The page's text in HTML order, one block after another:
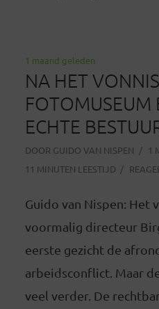
1 maand geleden
NA HET
FOTOMUSEUM
ECHTE
DOOR GUIDO VAN NISPEN
1
11 MINUTEN LEESTIJD
Guido van Nispen: Het
voormalig directeur
eerste gezicht de
arbeidsconflict. Maar
veel verder. De